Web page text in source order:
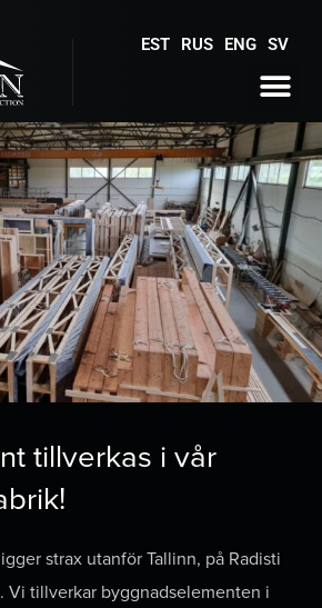
EST RUS ENG SV
tillverkas i vår
strax utanför Tallinn, på Radisti
Vi tillverkar byggnadselementen i